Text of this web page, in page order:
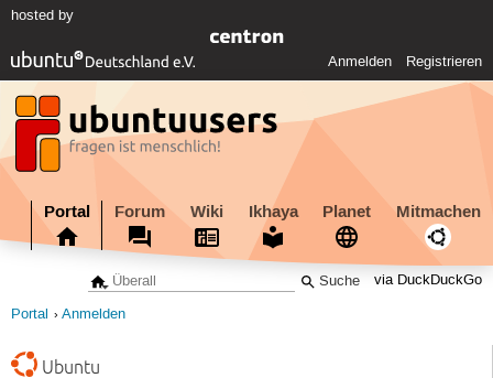
hosted by
Anmelden Registrieren
Portal Forum Wiki Ikhaya Planet Mitmachen
via DuckDuckGo
Portal Anmelden
Ubuntu